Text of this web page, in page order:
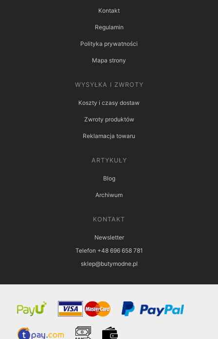
Kontakt
Regulamin
Polityka prywatności
Mapa strony
WYSYŁKA I ZWROTY
Koszty i czasy dostaw
Zwroty produktów
Reklamacja towaru
ARTYKUŁY
Blog
Archiwum
KONTAKT
Newsletter
Telefon +48 696 658 781
sklep@butymodne.pl